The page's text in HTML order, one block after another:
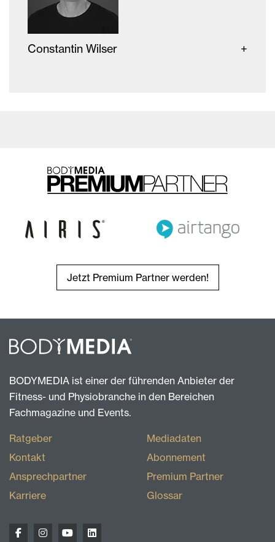
Constantin Wilser
Jetzt Premium Partner werden!
BODYMEDIA ist einer der führenden Anbieter der
Fitness- und Physiobranche in den Bereichen
Fachmagazine und Events.
Ratgeber
Kontakt
Ansprechpartner
Karriere
Mediadaten
Abonnement
Premium Partner
Glossar